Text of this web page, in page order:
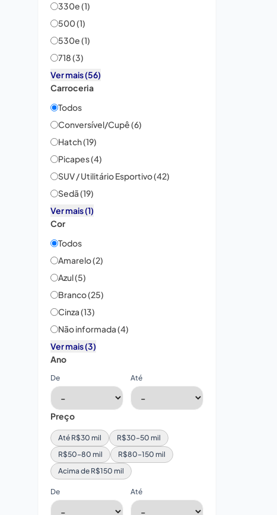
330e (1)
500 (1)
530e (1)
718 (3)
Ver mais (56)
Carroceria
Todos
Conversível/Cupê (6)
Hatch (19)
Picapes (4)
SUV / Utilitário Esportivo (42)
Sedã (19)
Ver mais (1)
Cor
Todos
Amarelo (2)
Azul (5)
Branco (25)
Cinza (13)
Não informada (4)
Ver mais (3)
Ano
De Até
Preço
Até R$30 mil
R$30–50 mil
R$50–80 mil
R$80–150 mil
Acima de R$150 mil
De Até